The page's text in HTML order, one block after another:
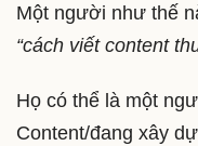
Một người như thế
“cách viết content
Họ có thể là một
Content/đang xây